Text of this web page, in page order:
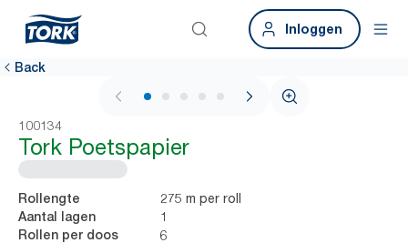
Inloggen
Back
1 / 5
100134
Tork Poetspapier
Rollengte 275 m per roll
Aantal lagen 1
Rollen per doos
6